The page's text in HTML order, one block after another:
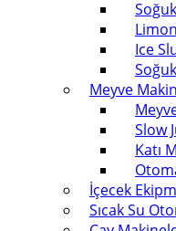
Ice
Meyve
Slow
Katı
İçecek
Sıcak Su